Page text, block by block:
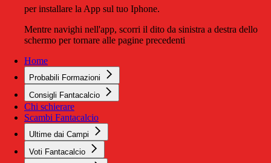
per installare la App sul tuo Iphone.
Mentre navighi nell'app, scorri il dito da sinistra a destra dello
schermo per tornare alle pagine precedenti
Home
Probabili Formazioni
Consigli Fantacalcio
Chi schierare
Scambi Fantacalcio
Ultime dai Campi
Voti Fantacalcio